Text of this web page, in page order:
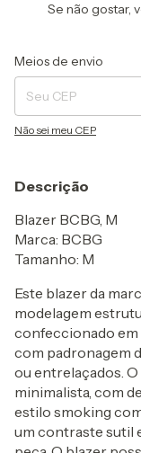
Se não gostar,
Entregas para o CEP:
Meios de envio
Não sei meu CEP
Descrição
Blazer BCBG, M
Marca: BCBG
Tamanho: M
Este blazer da
modelagem
confeccionado
com padronagem
ou entrelaçados.
minimalista, com
estilo smoking
um contraste sutil